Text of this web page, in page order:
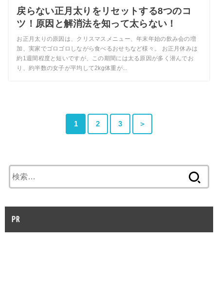
戻らない正月太りをリセットする8つのコ
ツ！原因と解消法を知って太らない！
お正月太りの原因は、クリスマスメニュー、年末年始の飲み会の増
加、実家でゴロゴロしながら食べるおせちなど様々。 お正月休みは
約1週間程度と短いですが、この期間には太る原因が多く潜んでお
り、約半数の女子が平均して2kg体重が...
1 2 3 ＞
索:
PR